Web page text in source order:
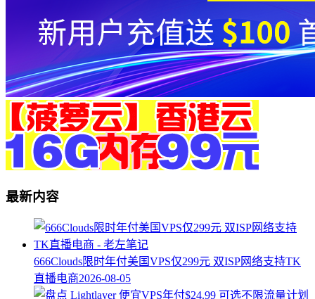
最新内容
666Clouds限时年付美国VPS仅299元 双ISP网络支持TK
直播电商2026-08-05